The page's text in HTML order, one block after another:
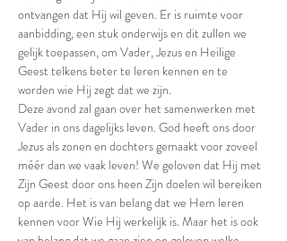
ontvangen dat Hij wil geven. Er is ruimte voor
aanbidding, een stuk onderwijs en dit zullen we
gelijk toepassen, om Vader, Jezus en Heilige
Geest telkens beter te leren kennen en te
worden wie Hij zegt dat we zijn.
Deze avond zal gaan over het samenwerken met
Vader in ons dagelijks leven. God heeft ons door
Jezus als zonen en dochters gemaakt voor zoveel
méér dan we vaak leven! We geloven dat Hij met
Zijn Geest door ons heen Zijn doelen wil bereiken
op aarde. Het is van belang dat we Hem leren
kennen voor Wie Hij werkelijk is. Maar het is ook